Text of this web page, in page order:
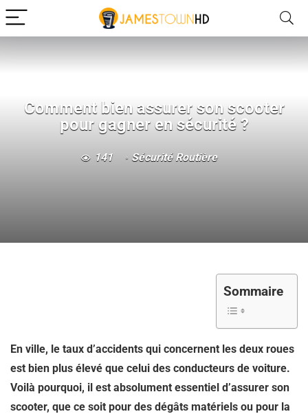
Comment bien assurer son scooter
pour gagner en sécurité ?
141 Sécurité Routière
Sommaire
En ville, le taux d’accidents qui concernent les deux roues
est bien plus élevé que celui des conducteurs de voiture.
Voilà pourquoi, il est absolument essentiel d’assurer son
scooter, que ce soit pour des dégâts matériels ou pour la